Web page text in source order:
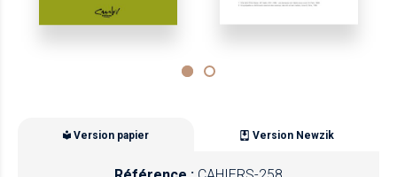
Version papier Version Newzik